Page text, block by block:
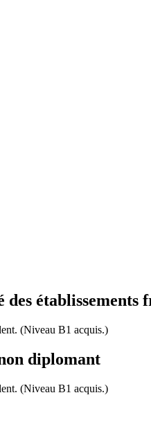
établissements
(Niveau B1 acquis.)
diplomant
(Niveau B1 acquis.)